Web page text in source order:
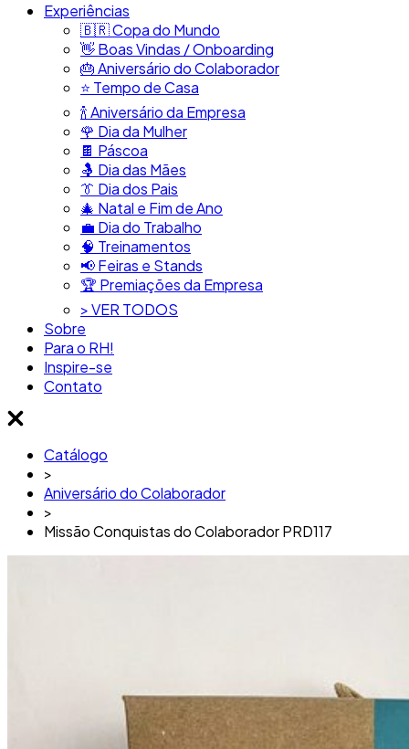
Experiências
🇧🇷​ Copa do Mundo
👋​ Boas Vindas / Onboarding
🎂​ Aniversário do Colaborador
⭐​ Tempo de Casa
​🍾​ Aniversário da Empresa
🌹 Dia da Mulher
🍫​ Páscoa
🤱 Dia das Mães
👔​ Dia dos Pais
🎄 Natal e Fim de Ano
💼​ Dia do Trabalho
🧠​ Treinamentos
📢​ Feiras e Stands
🏆 Premiações da Empresa
> VER TODOS
Sobre
Para o RH!
Inspire-se
Contato
Catálogo
>
Aniversário do Colaborador
>
Missão Conquistas do Colaborador PRD117